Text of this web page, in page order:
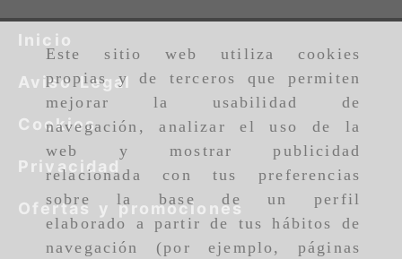
Este sitio web utiliza cookies
propias y de terceros que permiten
mejorar la usabilidad de
navegación, analizar el uso de la
web y mostrar publicidad
relacionada con tus preferencias
sobre la base de un perfil
elaborado a partir de tus hábitos de
navegación (por ejemplo, páginas
Inicio
Aviso Legal
Cookies
Ofertas y promociones